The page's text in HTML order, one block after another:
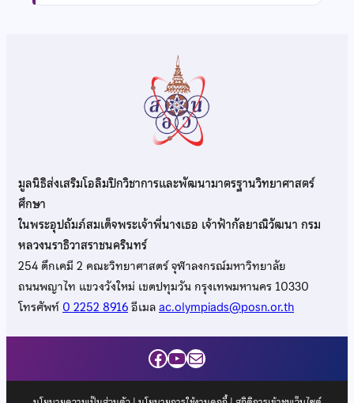
มูลนิธิส่งเสริมโอลิมปิกวิชาการและพัฒนามาตรฐานวิทยาศาสตร์
ศึกษา
ในพระอุปถัมภ์สมเด็จพระเจ้าพี่นางเธอ เจ้าฟ้ากัลยาณิวัฒนา กรม
หลวงนราธิวาสราชนครินทร์
254 ตึกเคมี 2 คณะวิทยาศาสตร์ จุฬาลงกรณ์มหาวิทยาลัย
ถนนพญาไท แขวงวังใหม่ เขตปทุมวัน กรุงเทพมหานคร 10330
โทรศัพท์0 2252 8916อีเมลac.olympiads@posn.or.th
Facebook
YouTube
Mail